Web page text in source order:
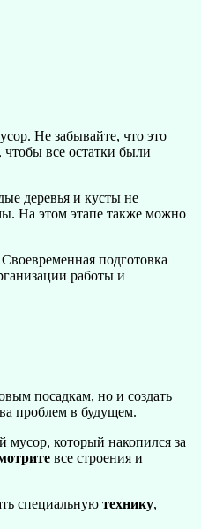
Не забывайте, что это
все остатки были
деревья и кусты не
На этом этапе также можно
подготовка
работы и
посадкам, но и создать
проблем в будущем.
мусор, который накопился за
все строения и
специальную технику,